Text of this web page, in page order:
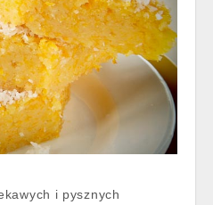
i pysznych